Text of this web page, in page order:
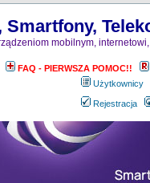
Smartfony,
mobilnym,
FAQ - PIERWSZA POMOC!!
Użytkownicy
Rejestracja